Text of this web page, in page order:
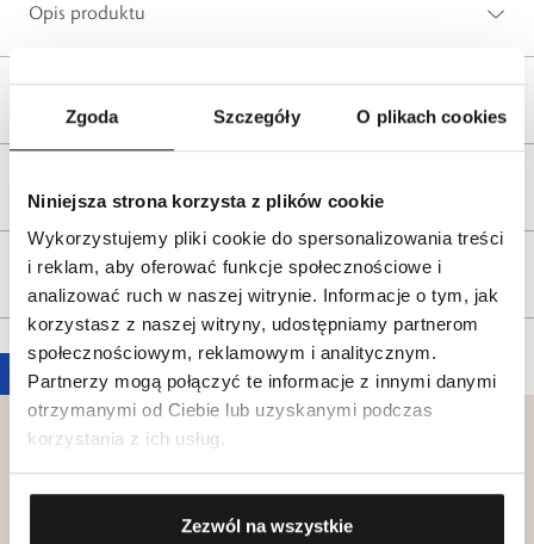
Zgoda Szczegóły O plikach cookies
Niniejsza strona korzysta z plików cookie
Wykorzystujemy pliki cookie do spersonalizowania treści
i reklam, aby oferować funkcje społecznościowe i
analizować ruch w naszej witrynie. Informacje o tym, jak
korzystasz z naszej witryny, udostępniamy partnerom
społecznościowym, reklamowym i analitycznym.
Partnerzy mogą połączyć te informacje z innymi danymi
otrzymanymi od Ciebie lub uzyskanymi podczas
korzystania z ich usług.
Zezwól na wszystkie
Opis produktu
Tagi
Klub dla